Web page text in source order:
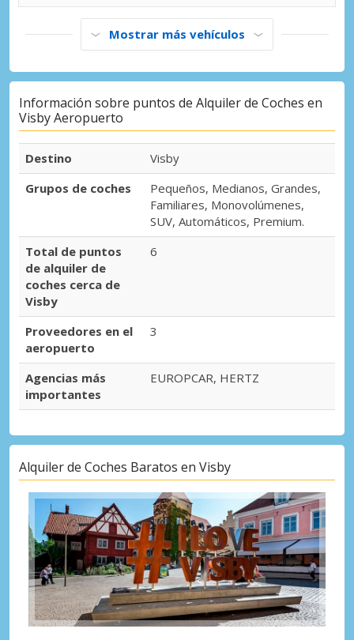
Mostrar más vehículos
Información sobre puntos de Alquiler de Coches en
Visby Aeropuerto
Destino
Visby
Grupos de coches
Pequeños, Medianos, Grandes,
Familiares, Monovolúmenes,
SUV, Automáticos, Premium.
Total de puntos
de alquiler de
coches cerca de
Visby
6
Proveedores en el
aeropuerto
3
Agencias más
importantes
EUROPCAR, HERTZ
Alquiler de Coches Baratos en Visby